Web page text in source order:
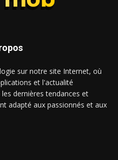
sur notre site Internet, où
et l'actualité
dernières tendances et
adapté aux passionnés et aux